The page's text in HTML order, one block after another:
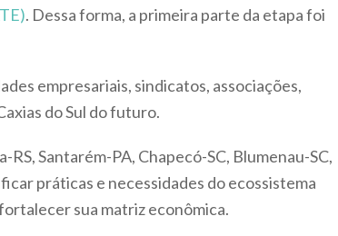
. Dessa forma, a primeira parte da etapa foi
empresariais, sindicatos, associações,
do Sul do futuro.
Santarém-PA, Chapecó-SC, Blumenau-SC,
práticas e necessidades do ecossistema
sua matriz econômica.